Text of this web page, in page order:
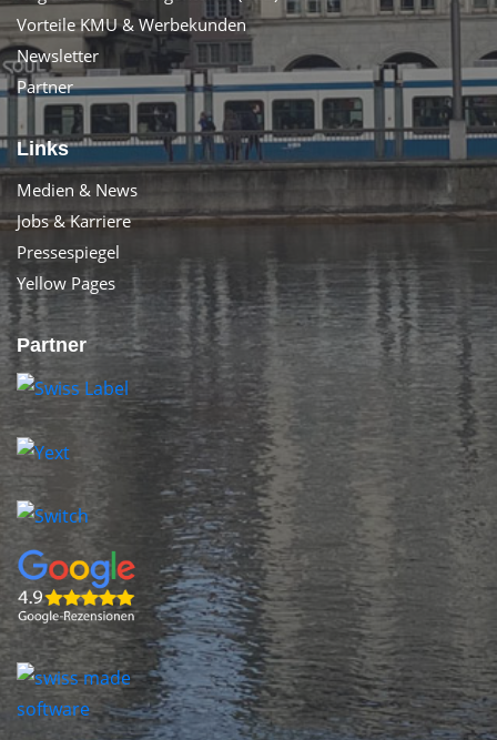
Vorteile KMU & Werbekunden
Newsletter
Partner
Links
Medien & News
Jobs & Karriere
Pressespiegel
Yellow Pages
Partner